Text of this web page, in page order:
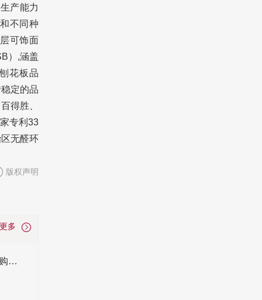
产能力
不同种
可饰面
）,涵盖
花板品
定的品
得胜、
专利33
无醛环
版权声明
多
刨花板是什么材料_优缺点_和密度板哪个好_选购知识